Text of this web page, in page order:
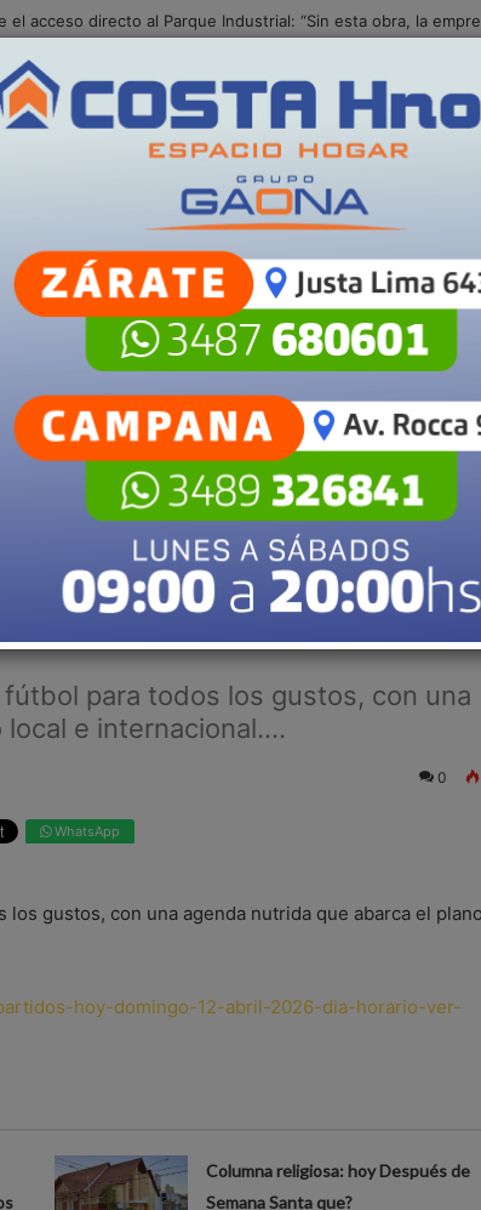
POLICIALES SALUD SECCIONES
de abril: horario y por dónde
para todos los gustos, con una
e internacional....
0
WhatsApp
gustos, con una agenda nutrida que abarca el plano
hoy-domingo-12-abril-2026-dia-horario-ver-
Columna religiosa: hoy Después de
Semana Santa que?